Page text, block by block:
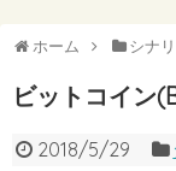
ホーム シナ
ビットコイン
2018/5/29